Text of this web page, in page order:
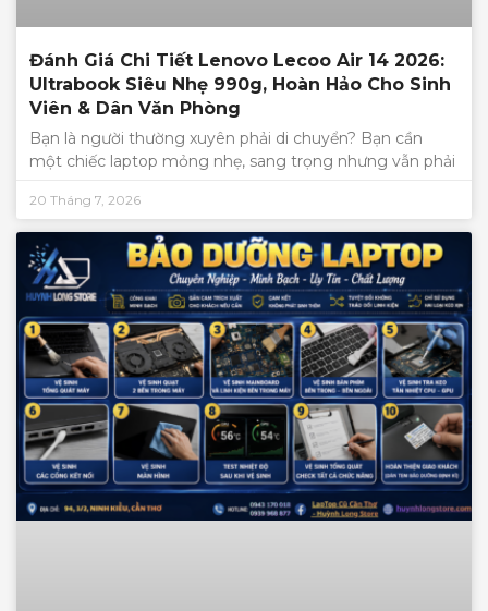
Đánh Giá Chi Tiết Lenovo Lecoo Air 14 2026:
Ultrabook Siêu Nhẹ 990g, Hoàn Hảo Cho Sinh
Viên & Dân Văn Phòng
Bạn là người thường xuyên phải di chuyển? Bạn cần
một chiếc laptop mỏng nhẹ, sang trọng nhưng vẫn phải
20 Tháng 7, 2026